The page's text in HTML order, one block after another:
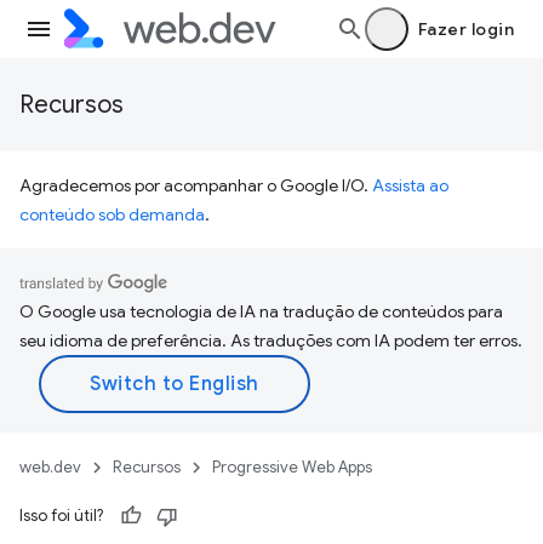
Fazer login
Recursos
Agradecemos por acompanhar o Google I/O. Assista ao
conteúdo sob demanda.
O Google usa tecnologia de IA na tradução de conteúdos para
seu idioma de preferência. As traduções com IA podem ter erros.
web.dev Recursos Progressive Web Apps
Isso foi útil?